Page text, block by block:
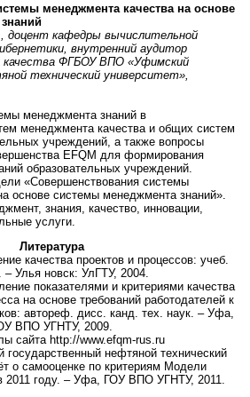
менеджмента качества на основе
доцент кафедры вычислительной
внутренний аудитор
ФГБОУ ВПО «Уфимский
технический университет»,
менеджмента знаний в
менеджмента качества и общих систем
учреждений, а также вопросы
EFQM для формирования
образовательных учреждений.
«Совершенствования системы
основе системы менеджмента знаний».
знания, качество, инновации,
услуги.
Литература
качества проектов и процессов: учеб.
– Улья новск: УлГТУ, 2004.
показателями и критериями качества
на основе требований работодателей к
автореф. дисс. канд. тех. наук. – Уфа,
ВПО УГНТУ, 2009.
сайта http://www.efqm-rus.ru
нефтяной технический
о самооценке по критериям Модели
2011 году. – Уфа, ГОУ ВПО УГНТУ, 2011.